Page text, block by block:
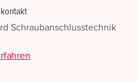
Schraubanschlusstechnik